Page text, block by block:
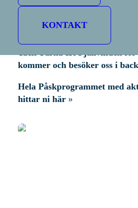
KONTAKT
Välkomna!
TackTärna IK Fjällvindenför
kommer och besöker oss i
Hela Påskprogrammet med
hittar ni här »